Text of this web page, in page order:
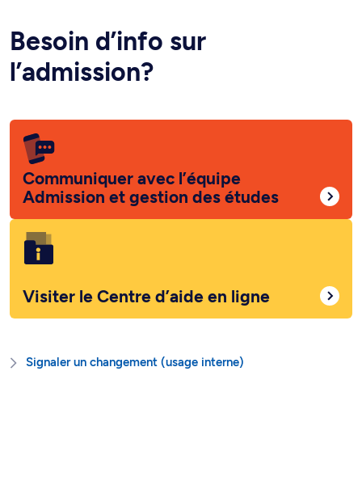
Besoin d’info sur
l’admission?
Communiquer avec l’équipe
Admission et gestion des études
Visiter le Centre d’aide en ligne
Signaler un changement (usage interne)